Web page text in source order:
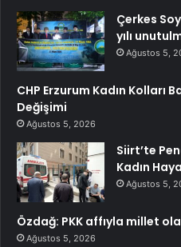
Çerkes
yılı
Ağustos 5,
CHP Erzurum Kadın Kolları
Değişimi
Ağustos 5, 2026
Siirt’te
Kadın
Ağustos 5,
Özdağ: PKK affıyla millet
Ağustos 5, 2026